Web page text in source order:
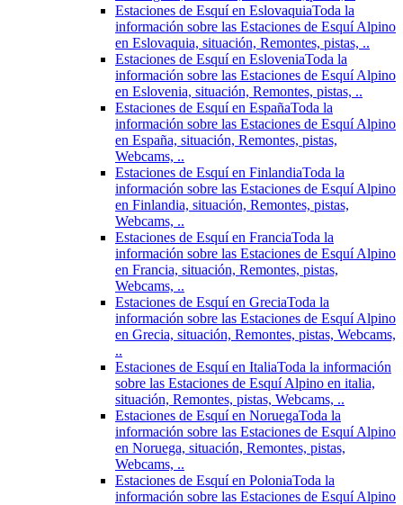
Estaciones de Esquí en EslovaquiaToda la
información sobre las Estaciones de Esquí Alpino
en Eslovaquia, situación, Remontes, pistas, ..
Estaciones de Esquí en EsloveniaToda la
información sobre las Estaciones de Esquí Alpino
en Eslovenia, situación, Remontes, pistas, ..
Estaciones de Esquí en EspañaToda la
información sobre las Estaciones de Esquí Alpino
en España, situación, Remontes, pistas,
Webcams, ..
Estaciones de Esquí en FinlandiaToda la
información sobre las Estaciones de Esquí Alpino
en Finlandia, situación, Remontes, pistas,
Webcams, ..
Estaciones de Esquí en FranciaToda la
información sobre las Estaciones de Esquí Alpino
en Francia, situación, Remontes, pistas,
Webcams, ..
Estaciones de Esquí en GreciaToda la
información sobre las Estaciones de Esquí Alpino
en Grecia, situación, Remontes, pistas, Webcams,
..
Estaciones de Esquí en ItaliaToda la información
sobre las Estaciones de Esquí Alpino en italia,
situación, Remontes, pistas, Webcams, ..
Estaciones de Esquí en NoruegaToda la
información sobre las Estaciones de Esquí Alpino
en Noruega, situación, Remontes, pistas,
Webcams, ..
Estaciones de Esquí en PoloniaToda la
información sobre las Estaciones de Esquí Alpino